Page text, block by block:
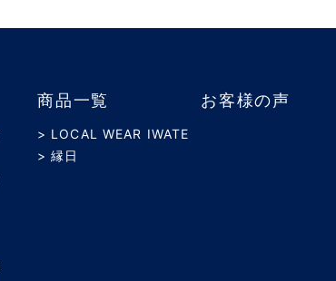
商品一覧
> LOCAL WEAR IWATE
> 縁日
お客様の声